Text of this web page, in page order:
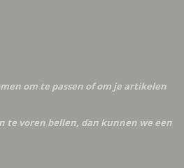
om te passen of om je artikelen
te voren bellen, dan kunnen we een